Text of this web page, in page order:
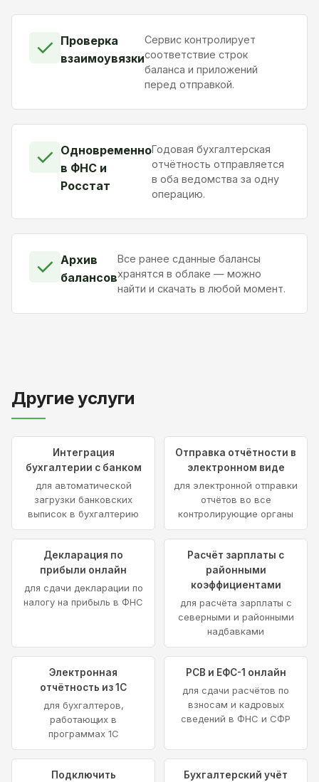
✓ Проверка
взаимоувязки
Сервис контролирует
соответствие строк
баланса и приложений
перед отправкой.
✓ Одновременно
в ФНС и
Росстат
Годовая бухгалтерская
отчётность отправляется
в оба ведомства за одну
операцию.
✓ Архив
балансов
Все ранее сданные балансы
хранятся в облаке — можно
найти и скачать в любой момент.
Другие услуги
Интеграция
бухгалтерии с банком
для автоматической
загрузки банковских
выписок в бухгалтерию
Отправка отчётности в
электронном виде
для электронной отправки
отчётов во все
контролирующие органы
Декларация по
прибыли онлайн
для сдачи декларации по
налогу на прибыль в ФНС
Расчёт зарплаты с
районными
коэффициентами
для расчёта зарплаты с
северными и районными
надбавками
Электронная
отчётность из 1С
для бухгалтеров,
работающих в
программах 1С
РСВ и ЕФС-1 онлайн
для сдачи расчётов по
взносам и кадровых
сведений в ФНС и СФР
Подключить
Бухгалтерский учёт